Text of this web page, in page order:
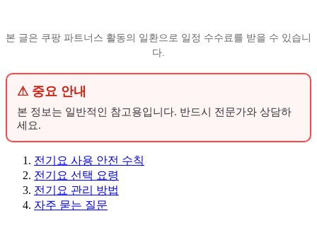
본 글은 쿠팡 파트너스 활동의 일환으로 일정 수수료를 받을 수 있습니
다.
⚠ 중요 안내
본 정보는 일반적인 참고용입니다. 반드시 전문가와 상담하
세요.
전기요 사용 안전 수칙
전기요 선택 요령
전기요 관리 방법
자주 묻는 질문